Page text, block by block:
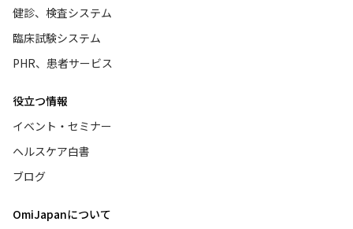
健診、検査システム
臨床試験システム
PHR、患者サービス
役立つ情報
イベント・セミナー
ヘルスケア白書
ブログ
OmiJapanについて